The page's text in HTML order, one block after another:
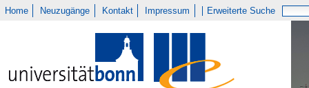
Home Neuzugänge Kontakt Impressum Erweiterte Suche